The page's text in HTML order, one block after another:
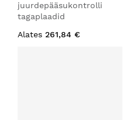
juurdepääsukontrolli
tagaplaadid
Alates 261,84 €